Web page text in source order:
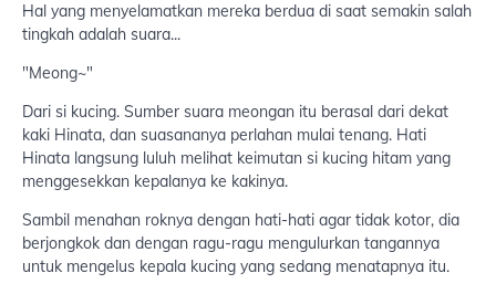
Hal yang menyelamatkan mereka berdua di saat semakin salah
tingkah adalah suara...
"Meong~"
Dari si kucing. Sumber suara meongan itu berasal dari dekat
kaki Hinata, dan suasananya perlahan mulai tenang. Hati
Hinata langsung luluh melihat keimutan si kucing hitam yang
menggesekkan kepalanya ke kakinya.
Sambil menahan roknya dengan hati-hati agar tidak kotor, dia
berjongkok dan dengan ragu-ragu mengulurkan tangannya
untuk mengelus kepala kucing yang sedang menatapnya itu.